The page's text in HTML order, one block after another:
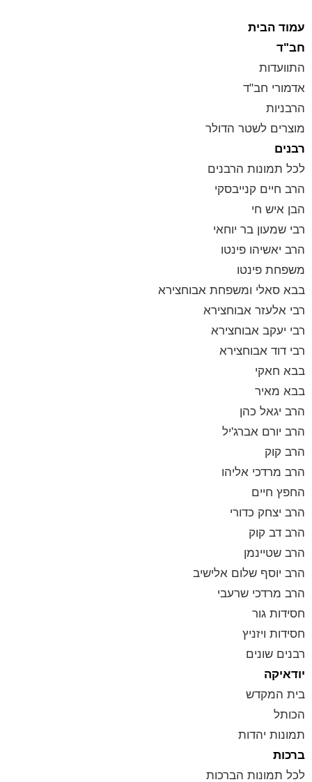
עמוד הבית
חב"ד
התוועדות
אדמורי חב"ד
הרבניות
מוצרים לשטר הדולר
רבנים
לכל תמונות הרבנים
הרב חיים קנייבסקי
הבן איש חי
רבי שמעון בר יוחאי
הרב יאשיהו פינטו
משפחת פינטו
בבא סאלי ומשפחת אבוחצירא
רבי אלעזר אבוחצירא
רבי יעקב אבוחצירא
רבי דוד אבוחצירא
בבא חאקי
בבא מאיר
הרב יגאל כהן
הרב יורם אברג'יל
הרב קוק
הרב מרדכי אליהו
החפץ חיים
הרב יצחק כדורי
הרב דב קוק
הרב שטיינמן
הרב יוסף שלום אלישיב
הרב מרדכי שרעבי
חסידות גור
חסידות ויזניץ
רבנים שונים
יודאיקה
בית המקדש
הכותל
תמונות יהדות
ברכות
לכל תמונות הברכות